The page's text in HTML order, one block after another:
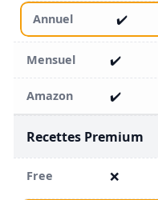
✔️
✔️
✔️
Recettes Premium
❌